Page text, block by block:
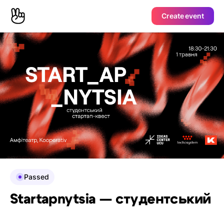
Create event
Passed
Startapnytsia — студентський